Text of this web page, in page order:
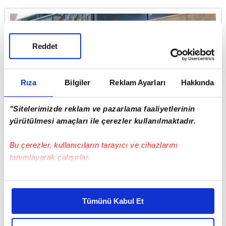
Rıza Bilgiler Reklam Ayarları Hakkında
"Sitelerimizde reklam ve pazarlama faaliyetlerinin
yürütülmesi amaçları ile çerezler kullanılmaktadır.
Bu çerezler, kullanıcıların tarayıcı ve cihazlarını
tanımlayarak çalışırlar.
Bu çerezlere izin vermeniz halinde sizlere özel
daha iyi reklam deneyimi yaşatabiliriz. Bunu yaparken
amacımızın size daha iyi bir reklam deneyimi sunmak
Tümünü Kabul Et
Reddet
sizleri bekliyor!